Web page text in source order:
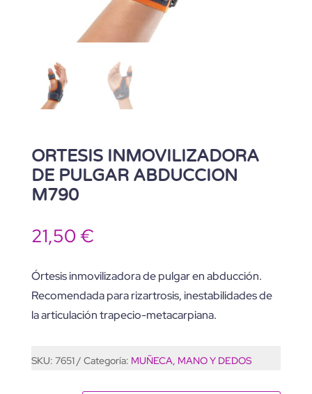
ORTESIS INMOVILIZADORA
DE PULGAR ABDUCCION
M790
21,50€
Órtesis inmovilizadora de pulgar en abducción.
Recomendada para rizartrosis, inestabilidades de
la articulación trapecio-metacarpiana.
SKU: 7651 Categoría: MUÑECA, MANO Y DEDOS